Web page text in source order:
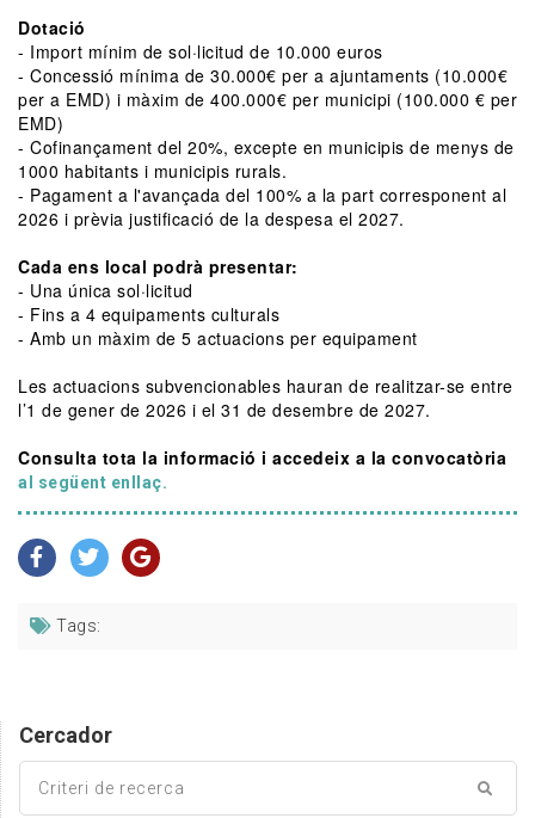
Dotació
- Import mínim de sol·licitud de 10.000 euros
- Concessió mínima de 30.000€ per a ajuntaments (10.000€
per a EMD) i màxim de 400.000€ per municipi (100.000 € per
EMD)
- Cofinançament del 20%, excepte en municipis de menys de
1000 habitants i municipis rurals.
- Pagament a l'avançada del 100% a la part corresponent al
2026 i prèvia justificació de la despesa el 2027.
Cada ens local podrà presentar:
- Una única sol·licitud
- Fins a 4 equipaments culturals
- Amb un màxim de 5 actuacions per equipament
Les actuacions subvencionables hauran de realitzar-se entre
l’1 de gener de 2026 i el 31 de desembre de 2027.
Consulta tota la informació i accedeix a la convocatòria
al següent enllaç.
Tags:
Cercador